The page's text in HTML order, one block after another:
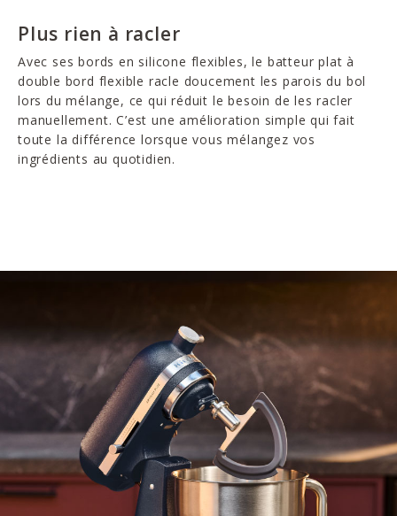
Plus rien à racler
Avec ses bords en silicone flexibles, le batteur plat à
double bord flexible racle doucement les parois du bol
lors du mélange, ce qui réduit le besoin de les racler
manuellement. C’est une amélioration simple qui fait
toute la différence lorsque vous mélangez vos
ingrédients au quotidien.